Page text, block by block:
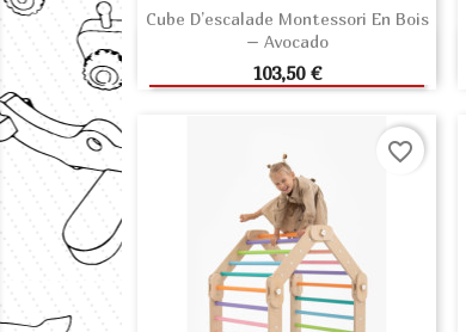
Cube D’escalade Montessori En Bois
– Avocado
Prix
103,50 €
AJOUTER AU PANIER
favorite_border